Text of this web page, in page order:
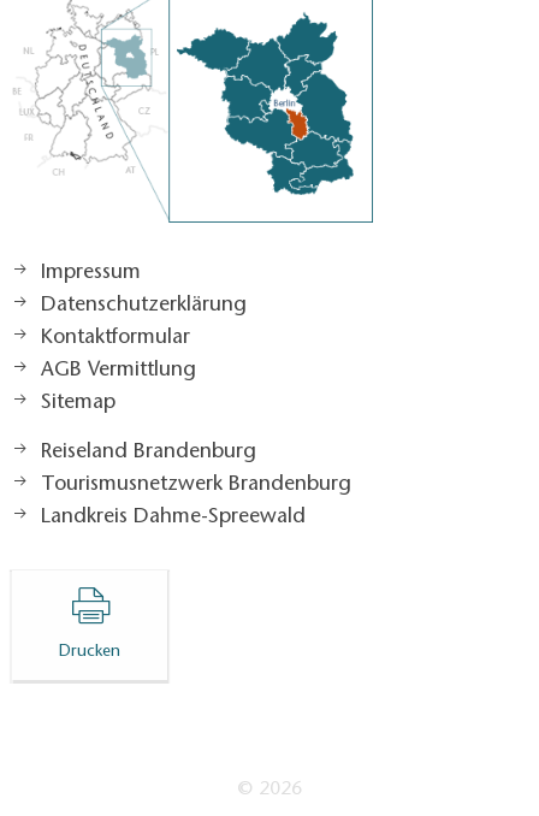
Impressum
Datenschutzerklärung
Kontaktformular
AGB Vermittlung
Sitemap
Reiseland Brandenburg
Tourismusnetzwerk Brandenburg
Landkreis Dahme-Spreewald
Drucken
© 2026